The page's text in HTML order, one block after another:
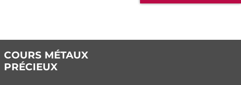
COURS MÉTAUX
PRÉCIEUX